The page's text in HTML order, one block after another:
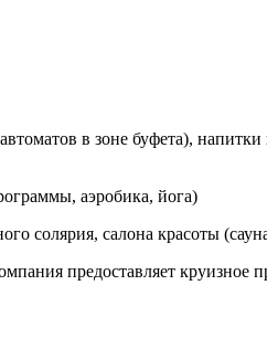
в зоне буфета),
аэробика, йога)
солярия, салона красоты
предоставляет круизное